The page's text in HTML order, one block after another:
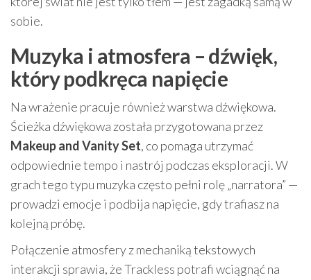
sobie.
Muzyka i atmosfera – dźwięk,
który podkręca napięcie
Na wrażenie pracuje również warstwa dźwiękowa.
Ścieżka dźwiękowa została przygotowana przez
Makeup and Vanity Set, co pomaga utrzymać
odpowiednie tempo i nastrój podczas eksploracji. W
grach tego typu muzyka często pełni rolę „narratora” —
prowadzi emocje i podbija napięcie, gdy trafiasz na
kolejną próbę.
Połączenie atmosfery z mechaniką tekstowych
interakcji sprawia, że Trackless potrafi wciągnąć na